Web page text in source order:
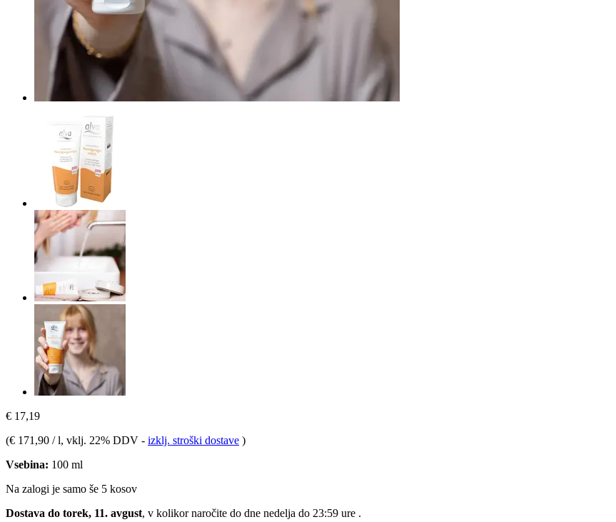
€ 17,19
(€ 171,90 / l, vklj. 22% DDV - izklj. stroški dostave )
Vsebina: 100 ml
Na zalogi je samo še 5 kosov
Dostava do torek, 11. avgust, v kolikor naročite do dne nedelja do 23:59 ure .